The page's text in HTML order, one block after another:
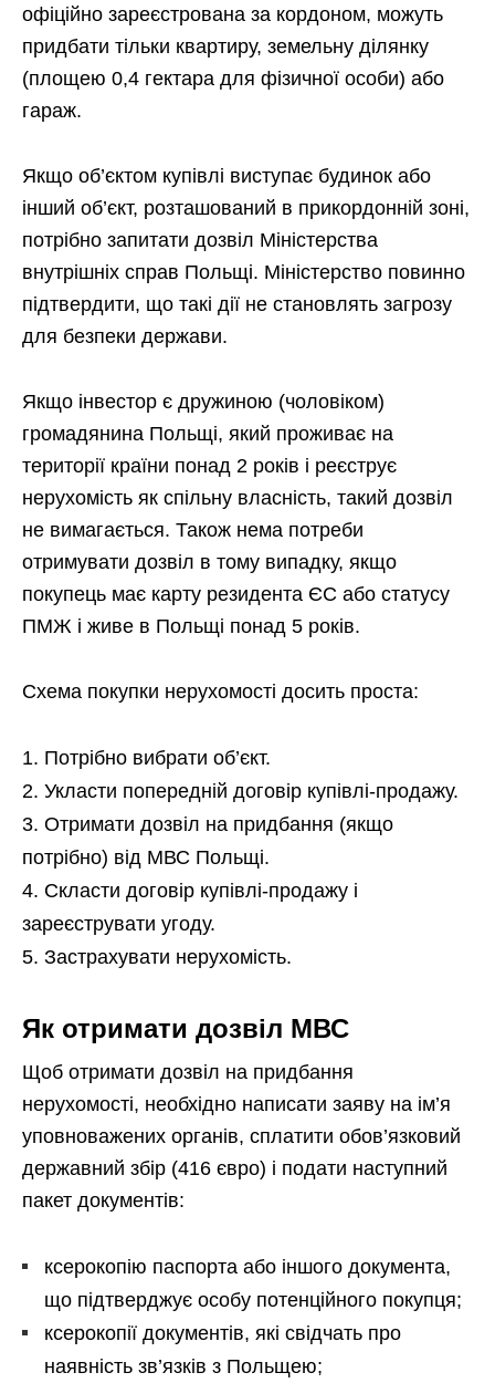
офіційно зареєстрована за кордоном, можуть
придбати тільки квартиру, земельну ділянку
(площею 0,4 гектара для фізичної особи) або
гараж.
Якщо об’єктом купівлі виступає будинок або
інший об’єкт, розташований в прикордонній зоні,
потрібно запитати дозвіл Міністерства
внутрішніх справ Польщі. Міністерство повинно
підтвердити, що такі дії не становлять загрозу
для безпеки держави.
Якщо інвестор є дружиною (чоловіком)
громадянина Польщі, який проживає на
території країни понад 2 років і реєструє
нерухомість як спільну власність, такий дозвіл
не вимагається. Також нема потреби
отримувати дозвіл в тому випадку, якщо
покупець має карту резидента ЄС або статусу
ПМЖ і живе в Польщі понад 5 років.
Схема покупки нерухомості досить проста:
Потрібно вибрати об’єкт.
Укласти попередній договір купівлі-продажу.
Отримати дозвіл на придбання (якщо
потрібно) від МВС Польщі.
Скласти договір купівлі-продажу і
зареєструвати угоду.
Застрахувати нерухомість.
Як отримати дозвіл МВС
Щоб отримати дозвіл на придбання
нерухомості, необхідно написати заяву на ім’я
уповноважених органів, сплатити обов’язковий
державний збір (416 євро) і подати наступний
пакет документів:
ксерокопію паспорта або іншого документа,
що підтверджує особу потенційного покупця;
ксерокопії документів, які свідчать про
наявність зв’язків з Польщею;